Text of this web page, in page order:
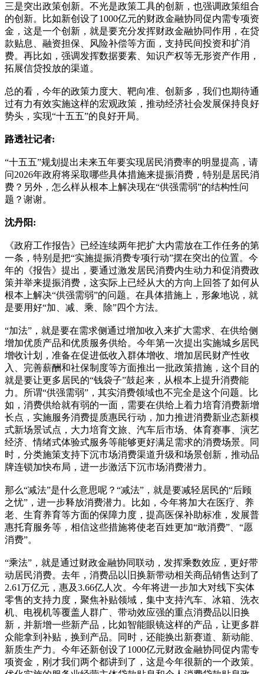
三是突出政策创新。不光是政策工具的创新，也强调政策组合
的创新。比如新创设了1000亿元的财政金融协同促内需专项资
金，这是一个创新，就是要充分发挥财政金融协同作用，在贷
款贴息、融资担保、风险补偿等方面，支持民间投资和扩消
费。再比如，强调发挥数据要素、知识产权等无形资产作用，
拓展信贷投放的渠道。
总的看，今年的政策力度大、靶向准、创新多，我们也期待通
过有力有效实施这样的宏观政策，推动经济社会发展保持良好
势头，实现“十五五”的良好开局。
路透社记者:
“十五五”规划提出未来五年要实现居民消费率的明显提高，请
问2026年政府将采取哪些具体措施来提振消费，特别是居民消
费？另外，怎么样从根本上解决现在“供强需弱”的结构性问
题？谢谢。
沈丹阳:
《政府工作报告》已经连续两年把扩大内需放在工作任务的第
一条，特别是把“实施提振消费专项行动”摆在突出的位置。今
年的《报告》提出，要通过激发居民消费内生动力和促消费政
策并举来提振消费，这实际上已经从大的方向上回答了如何从
根本上解决“供强需弱”的问题。在具体措施上，形象地说，就
是要用好“加、减、乘、除”四个方法。
“加法”，就是要在需求侧通过增加收入来扩大需求、在供给侧
增加优质产品和优质服务供给。今年第一次提出实施城乡居民
增收计划，准备在促进低收入群体增收、增加居民财产性收
入、完善薪酬和社保制度等方面推出一批政策措施，这个目的
就是要让更多居民的“钱袋子”鼓起来，从根本上提升消费能
力。所谓“供强需弱”，其实消费领域也不完全是这个问题。比
如，消费供给就有弱的一面，需要在供给上着力培育消费新增
长点，实施服务消费提质惠民行动，加力推进消费新业态新模
式新场景试点，大力培育文旅、汽车后市场、体育赛事、演艺
经济、情绪式体验式服务等能够更好满足需求的消费场景。同
时，分类施策支持下沉市场消费渠道升级和场景创新，推动品
牌连锁加快布局，进一步激活下沉市场消费潜力。
那么“减法”是什么意思呢？“减法”，就是要减轻居民的“后顾
之忧”，进一步释放消费潜力。比如，今年将加大在医疗、养
老、生育养育等方面的保障力度，提高医保补助标准，发展普
惠托育服务等，相信这些措施将使老百姓更加“敢消费”、“愿
消费”。
“乘法”，就是通过财政金融协同联动，发挥乘数效应，更好带
动居民消费。去年，消费品以旧换新带动相关商品销售达到了
2.61万亿元，惠及3.66亿人次。今年将进一步加大对线下实体
零售的支持力度，聚焦补贴领域，集中支持汽车、冰箱、洗衣
机、电视机等覆盖人群广、带动效应强的重点消费品以旧换
新，并新增一些新产品，比如智能眼镜这样的产品，让更多群
众能拿到补贴，换到产品。同时，还能换出新赛道、新动能、
新质生产力。今年还新创设了1000亿元财政金融协同促内需专
项资金，刚才我们两个都讲到了，这是今年很新的一个政策。